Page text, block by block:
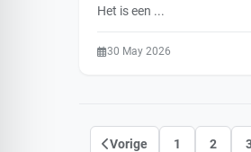
Het is een ...
30 May 2026
Vorige 1 2